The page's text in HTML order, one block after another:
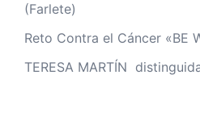
(Farlete)
Reto Contra el Cáncer «BE
TERESA MARTÍN